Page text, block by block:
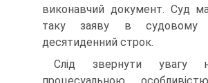
виконавчий документ. Суд
таку заяву в судовому
десятиденний строк.
Слід звернути